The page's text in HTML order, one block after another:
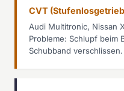
CVT
Audi Multitronic, Nissan
Probleme: Schlupf beim
Schubband verschlissen.